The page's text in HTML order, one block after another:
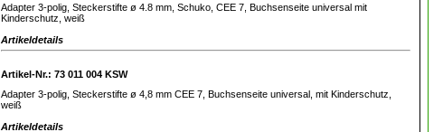
Adapter 3-polig, Steckerstifte ø 4.8 mm, Schuko, CEE 7, Buchsenseite universal mit
Kinderschutz, weiß
Artikeldetails
Artikel-Nr.: 73 011 004 KSW
Adapter 3-polig, Steckerstifte ø 4,8 mm CEE 7, Buchsenseite universal, mit Kinderschutz,
weiß
Artikeldetails